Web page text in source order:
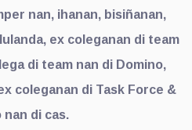
nan, ihanan, bisiñanan,
ex coleganan di team
di team nan di Domino,
coleganan di Task Force &
nan di cas.